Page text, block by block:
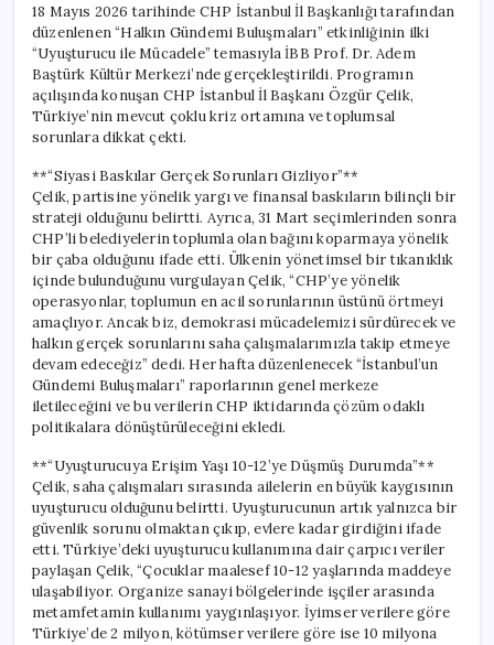
Çelik:
“Uyuşturucu
ile
Mücadelede
Topyekun
Seferberlik
Şart”
18 Mayıs 2026 tarihinde CHP İstanbul İl Başkanlığı tarafından
düzenlenen “Halkın Gündemi Buluşmaları” etkinliğinin ilki
“Uyuşturucu ile Mücadele” temasıyla İBB Prof. Dr. Adem
Baştürk Kültür Merkezi’nde gerçekleştirildi. Programın
açılışında konuşan CHP İstanbul İl Başkanı Özgür Çelik,
Türkiye’nin mevcut çoklu kriz ortamına ve toplumsal
sorunlara dikkat çekti.
**“Siyasi Baskılar Gerçek Sorunları Gizliyor”**
Çelik, partisine yönelik yargı ve finansal baskıların bilinçli bir
strateji olduğunu belirtti. Ayrıca, 31 Mart seçimlerinden sonra
CHP’li belediyelerin toplumla olan bağını koparmaya yönelik
bir çaba olduğunu ifade etti. Ülkenin yönetimsel bir tıkanıklık
içinde bulunduğunu vurgulayan Çelik, “CHP’ye yönelik
operasyonlar, toplumun en acil sorunlarının üstünü örtmeyi
amaçlıyor. Ancak biz, demokrasi mücadelemizi sürdürecek ve
halkın gerçek sorunlarını saha çalışmalarımızla takip etmeye
devam edeceğiz” dedi. Her hafta düzenlenecek “İstanbul’un
Gündemi Buluşmaları” raporlarının genel merkeze
iletileceğini ve bu verilerin CHP iktidarında çözüm odaklı
politikalara dönüştürüleceğini ekledi.
**“Uyuşturucuya Erişim Yaşı 10-12’ye Düşmüş Durumda”**
Çelik, saha çalışmaları sırasında ailelerin en büyük kaygısının
uyuşturucu olduğunu belirtti. Uyuşturucunun artık yalnızca bir
güvenlik sorunu olmaktan çıkıp, evlere kadar girdiğini ifade
etti. Türkiye’deki uyuşturucu kullanımına dair çarpıcı veriler
paylaşan Çelik, “Çocuklar maalesef 10-12 yaşlarında maddeye
ulaşabiliyor. Organize sanayi bölgelerinde işçiler arasında
metamfetamin kullanımı yaygınlaşıyor. İyimser verilere göre
Türkiye’de 2 milyon, kötümser verilere göre ise 10 milyona